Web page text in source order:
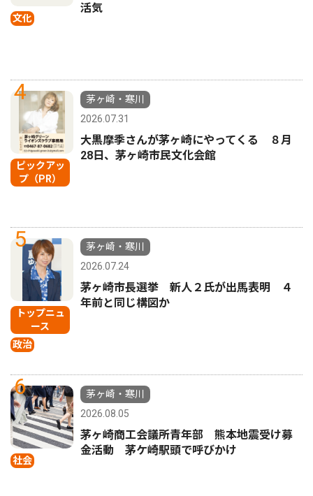
文化
活気
4
ピックアッ
プ（PR）
茅ヶ崎・寒川
2026.07.31
大黒摩季さんが茅ヶ崎にやってくる ８月
28日、茅ヶ崎市民文化会館
5
トップニュ
ース
政治
茅ヶ崎・寒川
2026.07.24
茅ヶ崎市長選挙 新人２氏が出馬表明 ４
年前と同じ構図か
6
社会
茅ヶ崎・寒川
2026.08.05
茅ヶ崎商工会議所青年部 熊本地震受け募
金活動 茅ケ崎駅頭で呼びかけ